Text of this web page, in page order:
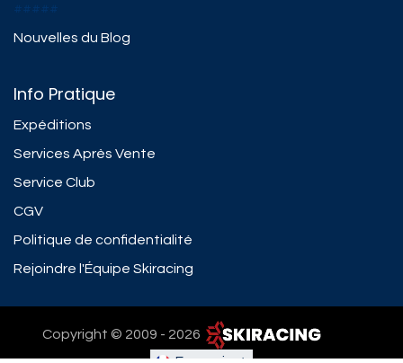
#####
Nouvelles du Blog
Info Pratique
Expéditions
Services Après Vente
Service Club
CGV
Politique de confidentialité
Rejoindre l'Équipe Skiracing
Copyright © 2009 - 2026 ​